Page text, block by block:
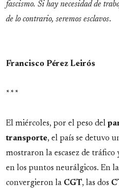
fascismo. Si hay necesidad de
de lo contrario, seremos esclavos.
Francisco Pérez Leirós
* * *
El miércoles, por el peso del
transporte, el país se detuvo
mostraron la escasez de tráfico
en los puntos neurálgicos. En
convergieron la CGT, las dos